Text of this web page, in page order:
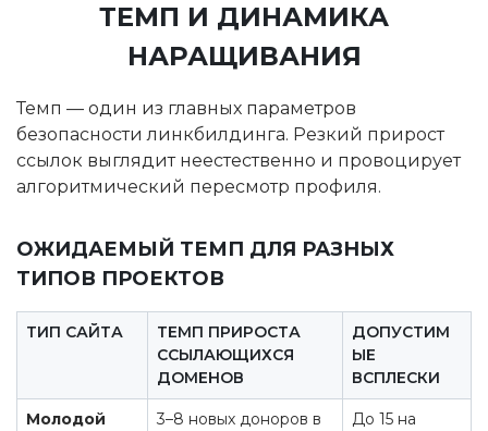
ТЕМП И ДИНАМИКА
НАРАЩИВАНИЯ
Темп — один из главных параметров
безопасности линкбилдинга. Резкий прирост
ссылок выглядит неестественно и провоцирует
алгоритмический пересмотр профиля.
ОЖИДАЕМЫЙ ТЕМП ДЛЯ РАЗНЫХ
ТИПОВ ПРОЕКТОВ
ТИП САЙТА
ТЕМП ПРИРОСТА
ССЫЛАЮЩИХСЯ
ДОМЕНОВ
ДОПУСТИМ
ЫЕ
ВСПЛЕСКИ
Молодой
3–8 новых доноров в
До 15 на